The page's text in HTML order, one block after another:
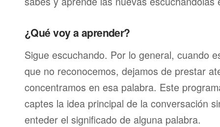
¿Qué voy a aprender?
Sigue escuchando. Por lo general, cuando
que no reconocemos, dejamos de prestar
concentramos en esa palabra. Este
captes la idea principal de la conversación
enteder el significado de alguna palabra.